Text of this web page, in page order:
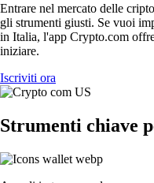
Entrare nel mercato delle
gli strumenti giusti. Se vuoi
in Italia, l'app Crypto.com
iniziare.
Iscriviti ora
Strumenti chiave